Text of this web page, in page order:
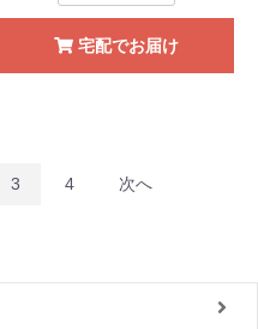
宅配でお届け
3 4 次へ